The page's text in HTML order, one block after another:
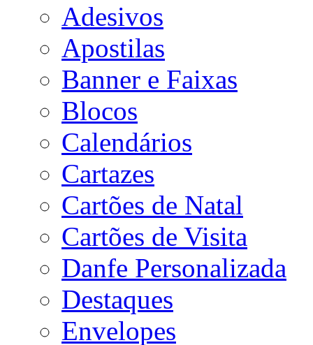
Adesivos
Apostilas
Banner e Faixas
Blocos
Calendários
Cartazes
Cartões de Natal
Cartões de Visita
Danfe Personalizada
Destaques
Envelopes